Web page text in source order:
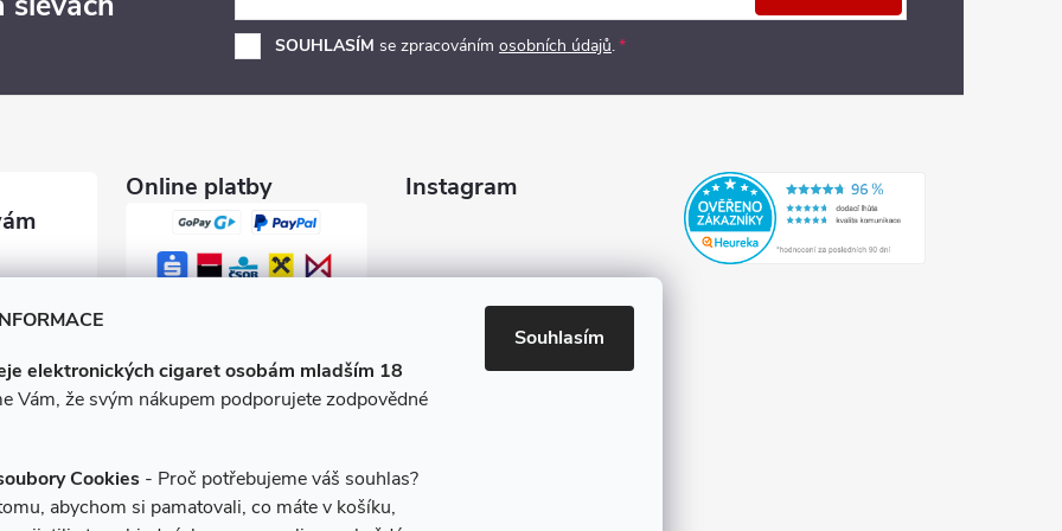
elektronických cigaret osobám mladším 18
Vám, že svým nákupem podporujete zodpovědné
Cookies - Proč potřebujeme váš souhlas?
abychom si pamatovali, co máte v košíku,
Souhlasím
SOUHLASÍM se zpracováním osobních údajů.
600
e-ciga
Online platby Instagram